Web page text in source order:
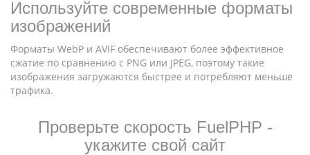
Используйте современные форматы
изображений
Форматы WebP и AVIF обеспечивают более эффективное
сжатие по сравнению с PNG или JPEG, поэтому такие
изображения загружаются быстрее и потребляют меньше
трафика.
Проверьте скорость FuelPHP -
укажите свой сайт